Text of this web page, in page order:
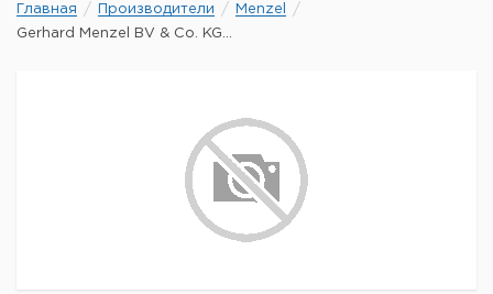
Главная Производители
Menzel
Gerhard Menzel BV & Co. KG...